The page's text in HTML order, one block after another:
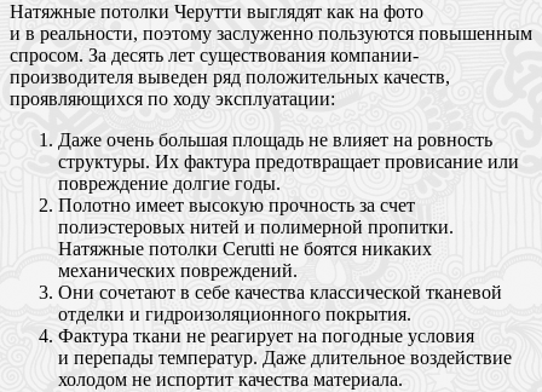
Натяжные потолки Черутти выглядят как на фото
и в реальности, поэтому заслуженно пользуются повышенным
спросом. За десять лет существования компании-
производителя выведен ряд положительных качеств,
проявляющихся по ходу эксплуатации:
Даже очень большая площадь не влияет на ровность
структуры. Их фактура предотвращает провисание или
повреждение долгие годы.
Полотно имеет высокую прочность за счет
полиэстеровых нитей и полимерной пропитки.
Натяжные потолки Cerutti не боятся никаких
механических повреждений.
Они сочетают в себе качества классической тканевой
отделки и гидроизоляционного покрытия.
Фактура ткани не реагирует на погодные условия
и перепады температур. Даже длительное воздействие
холодом не испортит качества материала.